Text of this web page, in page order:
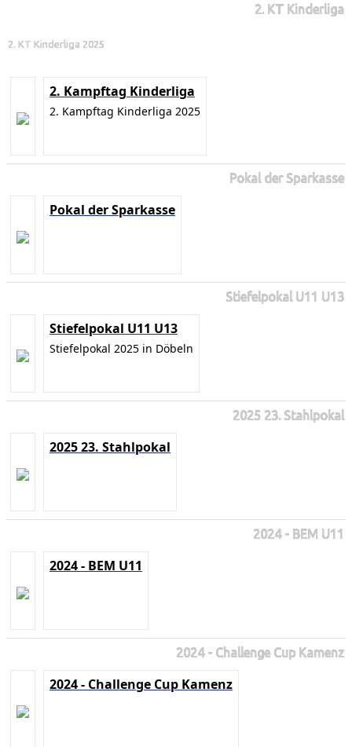
2. KT Kinderliga
2. KT Kinderliga 2025
2. Kampftag Kinderliga
2. Kampftag Kinderliga 2025
Pokal der Sparkasse
Pokal der Sparkasse
Stiefelpokal U11 U13
Stiefelpokal U11 U13
Stiefelpokal 2025 in Döbeln
2025 23. Stahlpokal
2025 23. Stahlpokal
2024 - BEM U11
2024 - BEM U11
2024 - Challenge Cup Kamenz
2024 - Challenge Cup Kamenz